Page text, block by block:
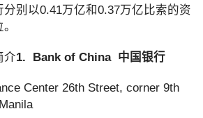
别以0.41万亿和0.37万亿比索的资
介1. Bank of China 中国银行
Center 26th Street, corner 9th